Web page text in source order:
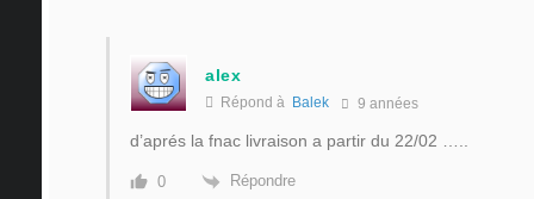
alex
Répond à Balek 9 années
d’aprés la fnac livraison a partir du 22/02 …..
0 Répondre